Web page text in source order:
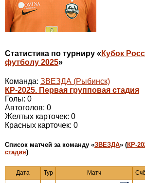
Статистика по турниру « Кубок
футболу 2025»
Команда: ЗВЕЗДА (Рыбинск)
КР-2025. Первая групповая стадия
Голы: 0
Автоголов: 0
Желтых карточек: 0
Красных карточек: 0
Cписок матчей за команду «ЗВЕЗДА» (КР-
стадия)
Дата Тур Матч